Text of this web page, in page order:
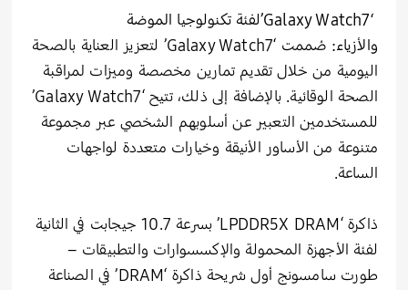
‘
Galaxy Watch7’ لفئة تكنولوجيا الموضة
والأزياء:
صُممت ‘Galaxy Watch7’ لتعزيز العناية بالصحة
اليومية من خلال تقديم تمارين مخصصة وميزات لمراقبة
الصحة الوقائية. بالإضافة إلى ذلك، تتيح ‘Galaxy Watch7’
للمستخدمين التعبير عن أسلوبهم الشخصي عبر مجموعة
متنوعة من الأساور الأنيقة وخيارات متعددة لواجهات
الساعة.
ذاكرة ‘LPDDR5X DRAM’ بسرعة 10.7 جيجابت في الثانية
لفئة الأجهزة المحمولة والإكسسوارات والتطبيقات –
طورت سامسونج أول شريحة ذاكرة ‘DRAM’ في الصناعة